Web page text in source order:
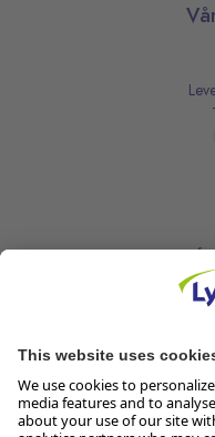
Vilkår
Endre dine